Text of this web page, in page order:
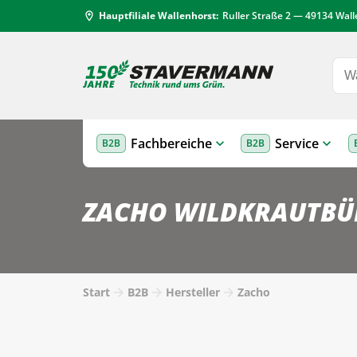
location_on Hauptfiliale Wallenhorst: Ruller Straße 2 — 49134
B2B Fachbereiche B2B Service
ZACHO
Start B2B Hersteller Zacho